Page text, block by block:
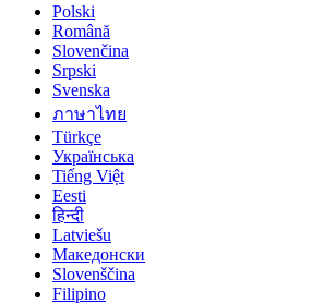
Polski
Română
Slovenčina
Srpski
Svenska
ภาษาไทย
Türkçe
Українська
Tiếng Việt
Eesti
हिन्दी
Latviešu
Македонски
Slovenščina
Filipino